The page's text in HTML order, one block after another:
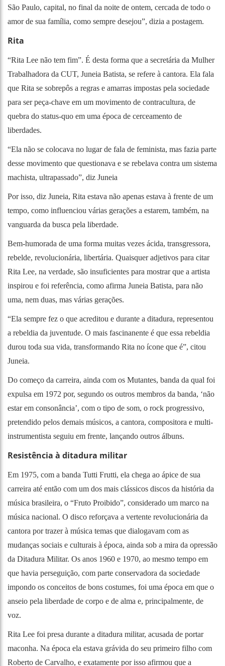
São Paulo, capital, no final da noite de ontem, cercada de todo o
amor de sua família, como sempre desejou”, dizia a postagem.
Rita
“Rita Lee não tem fim”. É desta forma que a secretária da Mulher
Trabalhadora da CUT, Juneia Batista, se refere à cantora. Ela fala
que Rita se sobrepôs a regras e amarras impostas pela sociedade
para ser peça-chave em um movimento de contracultura, de
quebra do status-quo em uma época de cerceamento de
liberdades.
“Ela não se colocava no lugar de fala de feminista, mas fazia parte
desse movimento que questionava e se rebelava contra um sistema
machista, ultrapassado”, diz Juneia
Por isso, diz Juneia, Rita estava não apenas estava à frente de um
tempo, como influenciou várias gerações a estarem, também, na
vanguarda da busca pela liberdade.
Bem-humorada de uma forma muitas vezes ácida, transgressora,
rebelde, revolucionária, libertária. Quaisquer adjetivos para citar
Rita Lee, na verdade, são insuficientes para mostrar que a artista
inspirou e foi referência, como afirma Juneia Batista, para não
uma, nem duas, mas várias gerações.
“Ela sempre fez o que acreditou e durante a ditadura, representou
a rebeldia da juventude. O mais fascinanente é que essa rebeldia
durou toda sua vida, transformando Rita no ícone que é”, citou
Juneia.
Do começo da carreira, ainda com os Mutantes, banda da qual foi
expulsa em 1972 por, segundo os outros membros da banda, ‘não
estar em consonância’, com o tipo de som, o rock progressivo,
pretendido pelos demais músicos, a cantora, compositora e multi-
instrumentista seguiu em frente, lançando outros álbuns.
Resistência à ditadura militar
Em 1975, com a banda Tutti Frutti, ela chega ao ápice de sua
carreira até então com um dos mais clássicos discos da história da
música brasileira, o “Fruto Proibido”, considerado um marco na
música nacional. O disco reforçava a vertente revolucionária da
cantora por trazer à música temas que dialogavam com as
mudanças sociais e culturais à época, ainda sob a mira da opressão
da Ditadura Militar. Os anos 1960 e 1970, ao mesmo tempo em
que havia perseguição, com parte conservadora da sociedade
impondo os conceitos de bons costumes, foi uma época em que o
anseio pela liberdade de corpo e de alma e, principalmente, de
voz.
Rita Lee foi presa durante a ditadura militar, acusada de portar
maconha. Na época ela estava grávida do seu primeiro filho com
Roberto de Carvalho, e exatamente por isso afirmou que a